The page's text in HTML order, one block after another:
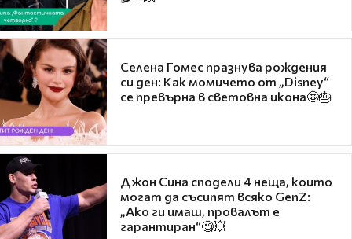
Селена Гомес празнува рождения
си ден: Как момичето от „Disney“
се превърна в световна икона🤩🎂
Джон Сина сподели 4 неща, които
могат да съсипят всяко GenZ:
„Ако ги имаш, провалът е
гарантиран“🧐💥